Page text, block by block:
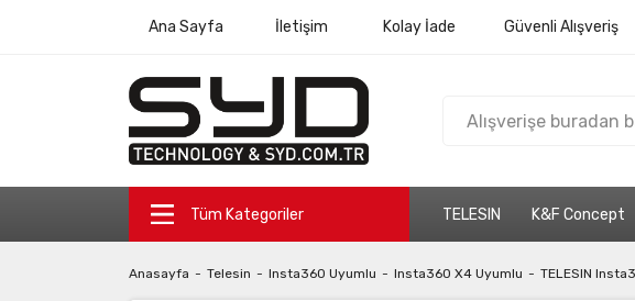
Ana Sayfa İletişim Kolay İade Güvenli Alışveriş
Tüm Kategoriler TELESIN K&F Concept
Anasayfa Telesin Insta360 Uyumlu Insta360 X4 Uyumlu TELESIN